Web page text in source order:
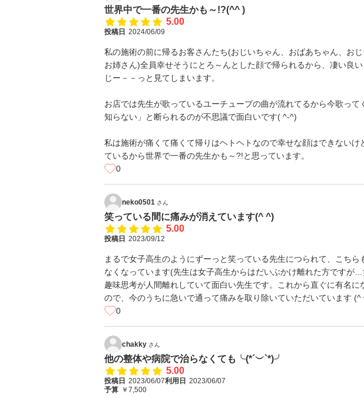
世界中で一番の先生かも～!?(^^ )
5.00
投稿日 2024/06/09
私の施術の前に帰るお客さんたち(おじいちゃん、おばあちゃん、おじ
お姉さん)全員幸せそうにとろ～んとした顔で帰られるから、凄い良
じー－－っと見てしまいます。
お店では先生が歌っているユーチューブの曲が流れてるから今歌っ
知らない」と断られるのが不思議で面白いです( ^-^)
私は施術が痛くて痛くて帰りはヘトヘトなので幸せな顔はできないけ
ているから世界で一番の先生かも～?!と思っています。
0
neko0501 さん
笑っている間に痛みが消えています(^ ^)
5.00
投稿日 2023/09/12
まるで女子高生のようにずーっと笑っている先生につられて、こち
なくなっています(先生は女子高生からはだいぶかけ離れた方ですが…
趣味思考が人間離れしていて面白い先生です。これから直ぐに有名
ので、今のうちに急いで通って痛みを取り除いていただいています (^
0
chakky さん
他の整体や病院で治らなくても╰(*´︶`*)╯
5.00
投稿日 2023/06/07利用日 2023/06/07
予算 ￥7,500